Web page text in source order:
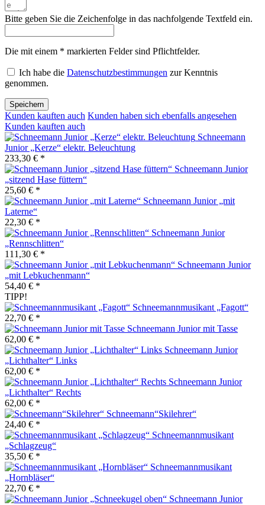
Bitte geben Sie die Zeichenfolge in das nachfolgende Textfeld ein.
Die mit einem * markierten Felder sind Pflichtfelder.
Ich habe die Datenschutzbestimmungen zur Kenntnis
genommen.
Speichern
Kunden kauften auch Kunden haben sich ebenfalls angesehen
Kunden kauften auch
Schneemann
Junior „Kerze“ elektr. Beleuchtung
233,30 € *
Schneemann Junior
„sitzend Hase füttern“
25,60 € *
Schneemann Junior „mit
Laterne“
22,30 € *
Schneemann Junior
„Rennschlitten“
111,30 € *
Schneemann Junior
„mit Lebkuchenmann“
54,40 € *
TIPP!
Schneemannmusikant „Fagott“
22,70 € *
Schneemann Junior mit Tasse
62,00 € *
Schneemann Junior
„Lichthalter“ Links
62,00 € *
Schneemann Junior
„Lichthalter“ Rechts
62,00 € *
Schneemann“Skilehrer“
24,40 € *
Schneemannmusikant
„Schlagzeug“
35,50 € *
Schneemannmusikant
„Hornbläser“
22,70 € *
Schneemann Junior